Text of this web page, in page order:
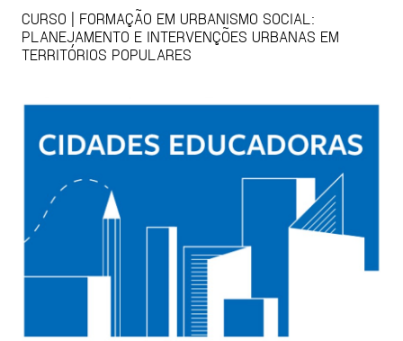
CURSO | FORMAÇÃO EM URBANISMO SOCIAL:
PLANEJAMENTO E INTERVENÇÕES URBANAS EM
TERRITÓRIOS POPULARES